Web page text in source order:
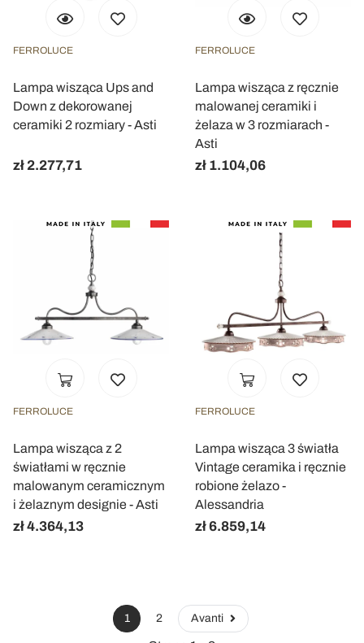
FERROLUCE
Lampa wisząca Ups and
Down z dekorowanej
ceramiki 2 rozmiary - Asti
zł 2.277,71
FERROLUCE
Lampa wisząca z ręcznie
malowanej ceramiki i
żelaza w 3 rozmiarach -
Asti
zł 1.104,06
FERROLUCE
Lampa wisząca z 2
światłami w ręcznie
malowanym ceramicznym
i żelaznym designie - Asti
zł 4.364,13
FERROLUCE
Lampa wisząca 3 światła
Vintage ceramika i ręcznie
robione żelazo -
Alessandria
zł 6.859,14
1 2 Avanti